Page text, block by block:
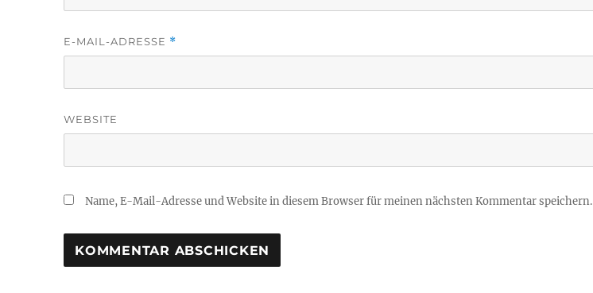
E-MAIL-ADRESSE *
WEBSITE
Name, E-Mail-Adresse und Website in diesem Browser für meinen nächsten Kommentar speichern.